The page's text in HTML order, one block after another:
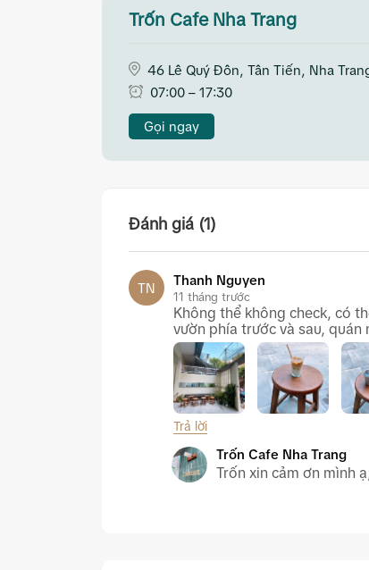
Trốn Cafe Nha Trang
46 Lê Quý Đôn, Tân Tiến, Nha
07:00 – 17:30
Gọi ngay
Đánh giá (1)
TN
Thanh Nguyen
11 tháng trước
Không thể không check, có
vườn phía trước và sau, quán
Trả lời
Trốn Cafe Nha Trang
Trốn xin cảm ơn mình